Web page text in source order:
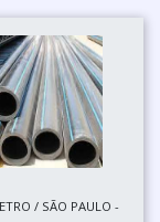
/ SÃO PAULO -